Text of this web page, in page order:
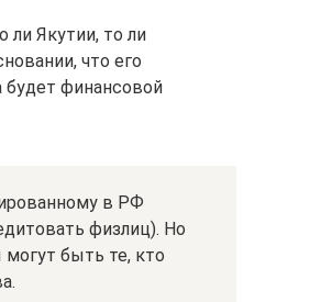
ли Якутии, то ли
что его
будет финансовой
в РФ
физлиц). Но
быть те, кто